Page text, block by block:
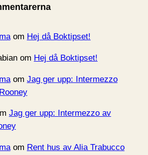
om Hej då Boktipset!
om Hej då Boktipset!
om Jag ger upp: Intermezzo
Jag ger upp: Intermezzo av
om Rent hus av Alia Trabucco